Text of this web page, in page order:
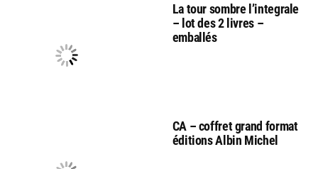
La tour sombre l’integrale
– lot des 2 livres –
emballés
CA – coffret grand format
éditions Albin Michel